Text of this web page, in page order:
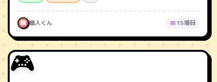
職 職人くん 15項目
🎮